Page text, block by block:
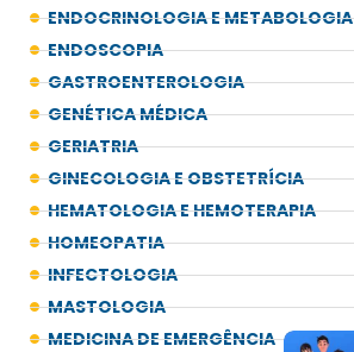
ENDOCRINOLOGIA E METABOLOGIA
ENDOSCOPIA
GASTROENTEROLOGIA
GENÉTICA MÉDICA
GERIATRIA
GINECOLOGIA E OBSTETRÍCIA
HEMATOLOGIA E HEMOTERAPIA
HOMEOPATIA
INFECTOLOGIA
MASTOLOGIA
MEDICINA DE EMERGÊNCIA